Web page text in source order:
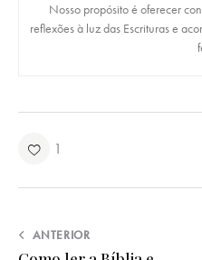
Nosso propósito é oferecer
reflexões à luz das Escrituras e
1
ANTERIOR